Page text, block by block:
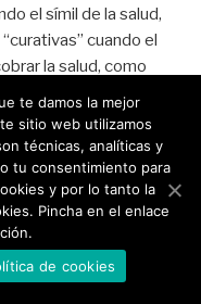
el símil de la salud,
cuando el
la salud, como
en primer lugar,
su funcionamiento, o
formación en
relacionadas
la inclusión de estos
son retos de
te damos la mejor
sitio web utilizamos
técnicas, analíticas y
tu consentimiento para
y por lo tanto la
Pincha en el enlace
de cookies